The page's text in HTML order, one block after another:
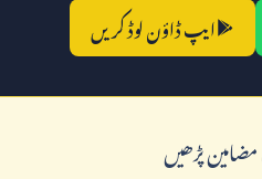
ایپ ڈاؤن لوڈ کریں
پڑھيں